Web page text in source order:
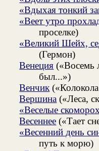
«Вдыхая тонкий
«Веет утро
проселке)
«Великий Шейх,
(Гермон)
Венеция («Восемь
был...»)
Венчик
Вершина («Леса,
«Веселые
Весеннее («Тает
«Весенний день
путь к морю)